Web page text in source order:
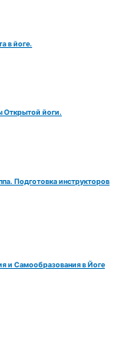
в йоге.
йоги.
Подготовка инструкторов
и Самообразования в Йоге